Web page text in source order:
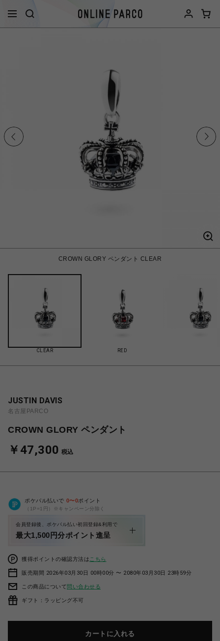
CROWN GLORY ペンダント CLEAR
CLEAR RED
JUSTIN DAVIS
名古屋PARCO
CROWN GLORY ペンダント
￥47,300 税込
ポケパル払いで 0〜0ポイント
（1P=1円）※キャンペーン分除く
会員登録後、ポケパル払い初回登録&利用で
最大1,500円分ポイント進呈
獲得ポイントの確認方法は こちら
販売期間 2026年03月30日 00時00分 〜 2080年03月30日 23時59分
この商品について問い合わせる
ギフト：ラッピング不可
カートに入れる